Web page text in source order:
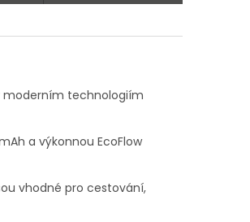
moderním technologiím
a výkonnou EcoFlow
vhodné pro cestování,